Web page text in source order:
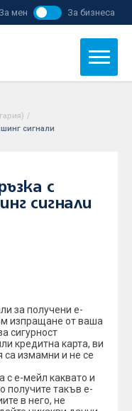
За мен За бизнеса
/
сигнали
с
сигнали
за получени е-
изпращане от ваша
сигурност
кредитна карта, ви
измамни и не се
с е-мейл каквато и
получите такъв е-
в него, не